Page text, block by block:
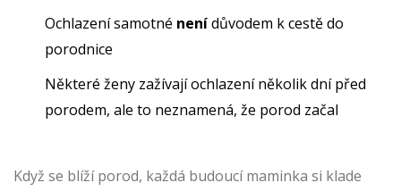
Ochlazení samotné nenídůvodem k cestě do
porodnice
Některé ženy zažívají ochlazení několik dní před
porodem, ale to neznamená, že porod začal
Když se blíží porod, každá budoucí maminka si klade